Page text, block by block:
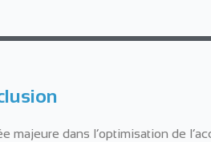
dans l’optimisation de